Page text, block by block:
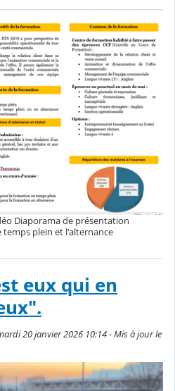
Diaporama de présentation
plein et l'alternance
eux qui en
20 janvier 2026 10:14 - Mis à jour le